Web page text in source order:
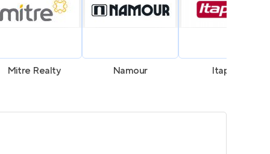
Mitre Realty Namour Itaplan